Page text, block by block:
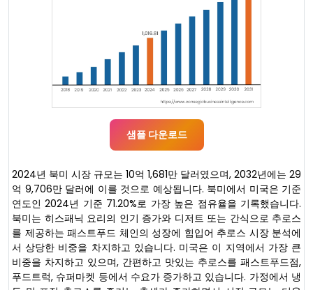
샘플 다운로드
2024년 북미 시장 규모는 10억 1,681만 달러였으며, 2032년에는 29
억 9,706만 달러에 이를 것으로 예상됩니다. 북미에서 미국은 기준
연도인 2024년 기준 71.20%로 가장 높은 점유율을 기록했습니다.
북미는 히스패닉 요리의 인기 증가와 디저트 또는 간식으로 추로스
를 제공하는 패스트푸드 체인의 성장에 힘입어 추로스 시장 분석에
서 상당한 비중을 차지하고 있습니다. 미국은 이 지역에서 가장 큰
비중을 차지하고 있으며, 간편하고 맛있는 추로스를 패스트푸드점,
푸드트럭, 슈퍼마켓 등에서 수요가 증가하고 있습니다. 가정에서 냉